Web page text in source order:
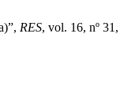
RES, vol. 16, nº 31,